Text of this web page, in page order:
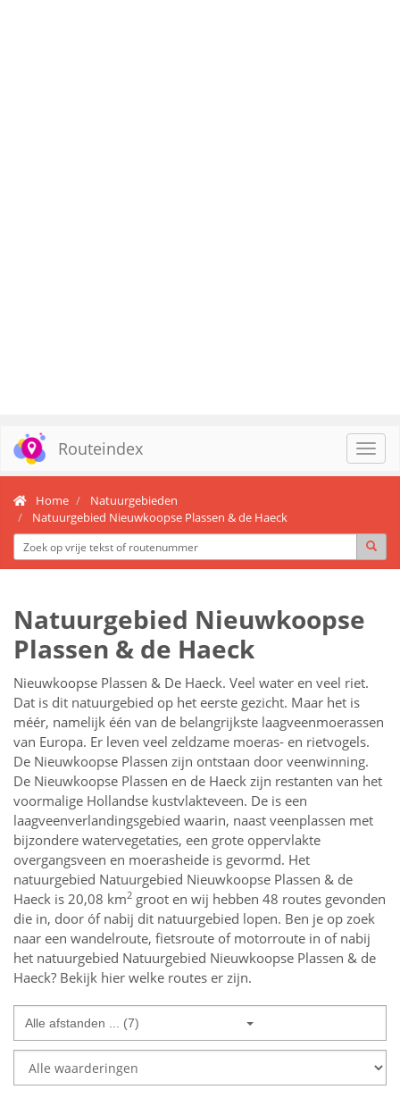
Routeindex
Home
Natuurgebieden
Natuurgebied Nieuwkoopse Plassen & de Haeck
Natuurgebied Nieuwkoopse
Plassen & de Haeck
Nieuwkoopse Plassen & De Haeck. Veel water en veel riet.
Dat is dit natuurgebied op het eerste gezicht. Maar het is
méér, namelijk één van de belangrijkste laagveenmoerassen
van Europa. Er leven veel zeldzame moeras- en rietvogels.
De Nieuwkoopse Plassen zijn ontstaan door veenwinning.
De Nieuwkoopse Plassen en de Haeck zijn restanten van het
voormalige Hollandse kustvlakteveen. De is een
laagveenverlandingsgebied waarin, naast veenplassen met
bijzondere watervegetaties, een grote oppervlakte
overgangsveen en moerasheide is gevormd. Het
natuurgebied Natuurgebied Nieuwkoopse Plassen & de
Haeck is 20,08 km2 groot en wij hebben 48 routes gevonden
die in, door óf nabij dit natuurgebied lopen. Ben je op zoek
naar een wandelroute, fietsroute of motorroute in of nabij
het natuurgebied Natuurgebied Nieuwkoopse Plassen & de
Haeck? Bekijk hier welke routes er zijn.
Alle afstanden ... (7)